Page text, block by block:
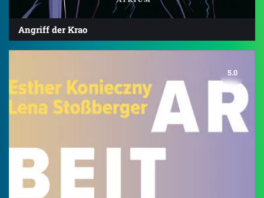
Angriff der Krao
5.0